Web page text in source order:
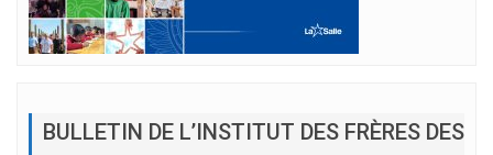
BULLETIN DE L’INSTITUT DES FRÈRES DES